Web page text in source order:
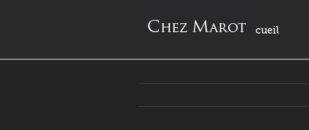
Accueil